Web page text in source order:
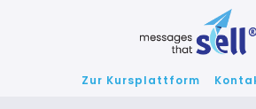
Zur Kursplattform